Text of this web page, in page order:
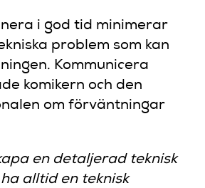
i god tid minimerar
problem som kan
Kommunicera
komikern och den
om förväntningar
en detaljerad teknisk
alltid en teknisk